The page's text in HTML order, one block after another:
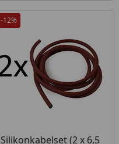
-12%
Silikonkabelset (2 x 6,5